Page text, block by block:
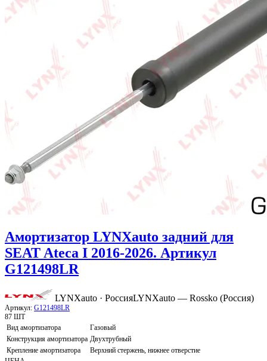
Амортизатор LYNXauto задний для
SEAT Ateca I 2016-2026. Артикул
G121498LR
LYNXauto · РоссияLYNXauto — Rossko (Россия)
Артикул: G121498LR
87 ШТ
Вид амортизатора
Газовый
Конструкция амортизатора Двухтрубный
Крепление амортизатора
Верхний стержень, нижнее отверстие